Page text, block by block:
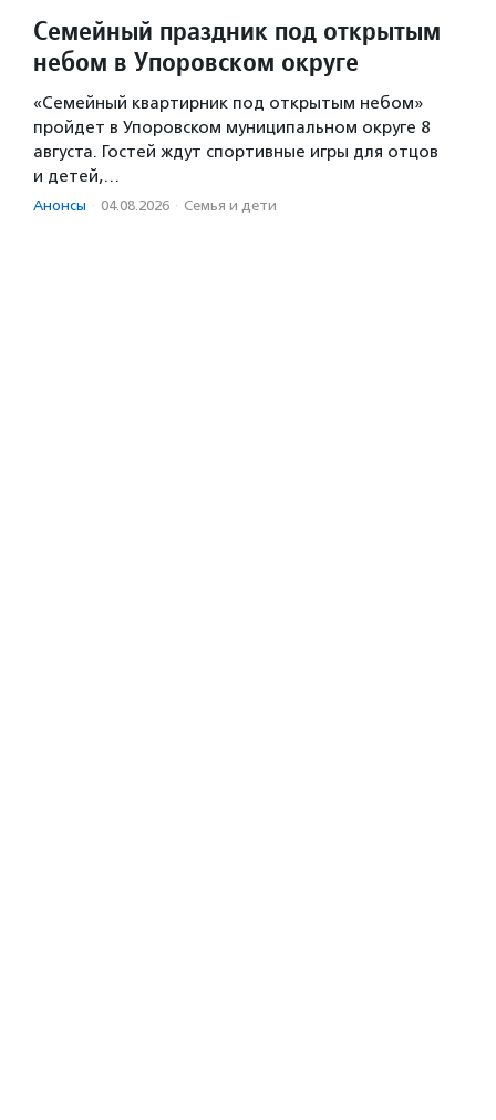
Семейный праздник под открытым
небом в Упоровском округе
«Семейный квартирник под открытым небом»
пройдет в Упоровском муниципальном округе 8
августа. Гостей ждут спортивные игры для отцов
и детей,…
Анонсы · 04.08.2026 · Семья и дети